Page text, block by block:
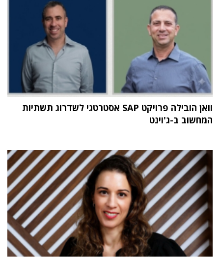
וואן הובילה פרויקט SAP אסטרטגי לשדרוג תשתיות
המחשוב ב-ג'וינט